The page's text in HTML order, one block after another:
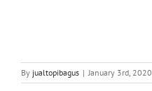
By jualtopibagus | January 3rd, 2020